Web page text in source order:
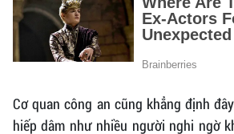
Cơ quan công an cũng khẳng định
hiếp dâm như nhiều người nghi ngờ